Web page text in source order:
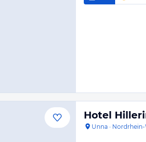
Hotel
Unna · Nordrhein-